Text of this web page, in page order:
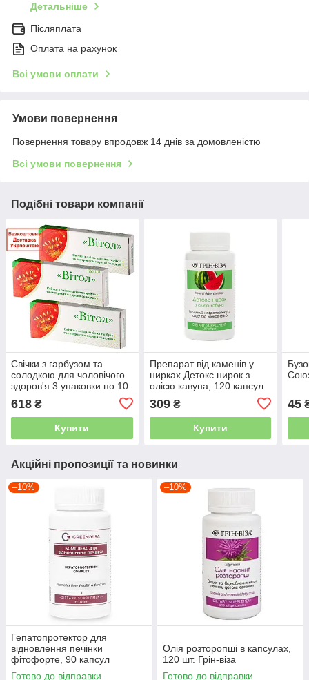
Детальніше
Післяплата
Оплата на рахунок
Всі умови оплати
Умови повернення
Повернення товару впродовж 14 днів за домовленістю
Всі умови повернення
Подібні товари компанії
Свічки з гарбузом та
солодкою для чоловічого
здоров'я 3 упаковки по 10
618 ₴
Купити
Препарат від каменів у
нирках Детокс нирок з
олією кавуна, 120 капсул
309₴
Купити
45
Акційні пропозиції та новинки
–10%
Гепатопротектор для
відновлення печінки
фітофорте, 90 капсул
Готово до відправки
–10%
Олія розторопші в капсулах,
120 шт. Грін-віза
Готово до відправки